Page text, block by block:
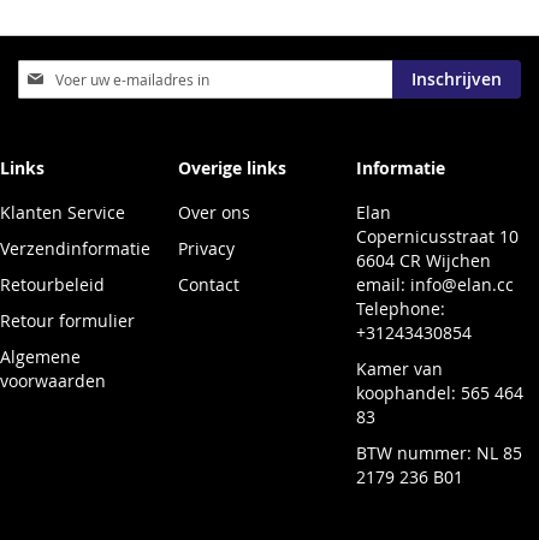
Abonneer
u
nieuwsbrief
Inschrijven
Links
Klanten Service
Verzendinformatie
Retourbeleid
Retour formulier
Algemene
voorwaarden
Overige links
Over ons
Privacy
Contact
Informatie
Elan
Copernicusstraat 10
6604 CR Wijchen
email: info@elan.cc
Telephone:
+31243430854
Kamer van
koophandel: 565 464
83
BTW nummer: NL 85
2179 236 B01